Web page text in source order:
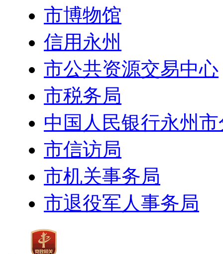
市博物馆
信用永州
市公共资源交易中心
市税务局
中国人民银行永州
市信访局
市机关事务局
市退役军人事务局